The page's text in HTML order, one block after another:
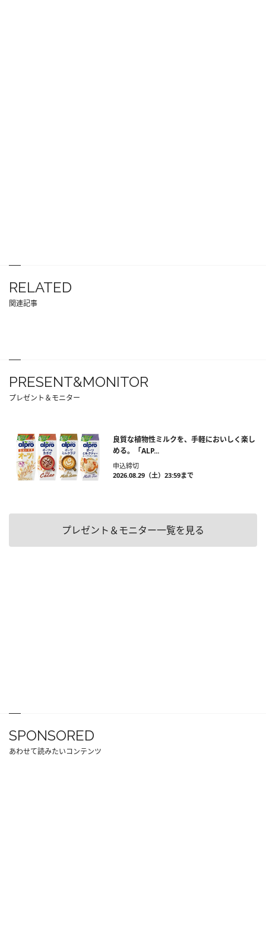
RELATED
関連記事
PRESENT&MONITOR
プレゼント＆モニター
良質な植物性ミルクを、手軽においしく楽し
める。「ALP...
申込締切
2026.08.29（土）23:59まで
プレゼント＆モニター一覧を見る
SPONSORED
あわせて読みたいコンテンツ